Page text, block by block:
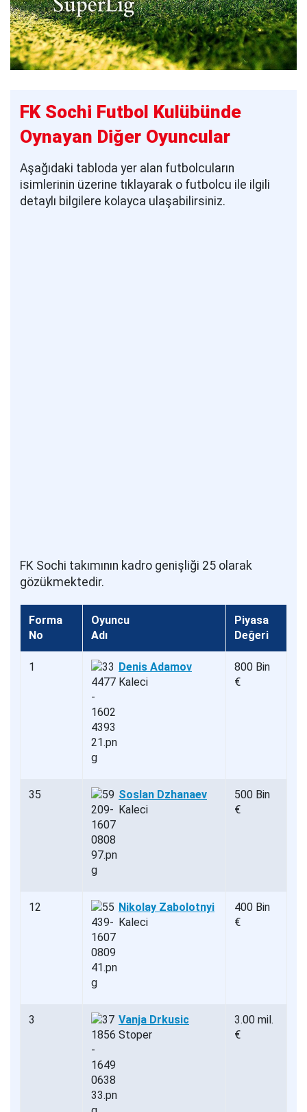
FK Sochi Futbol Kulübünde
Oynayan Diğer Oyuncular
Aşağıdaki tabloda yer alan futbolcuların
isimlerinin üzerine tıklayarak o futbolcu ile ilgili
detaylı bilgilere kolayca ulaşabilirsiniz.
FK Sochi takımının kadro genişliği 25 olarak
gözükmektedir.
Forma
No
Oyuncu
Adı
Piyasa
Değeri
1
Denis Adamov
Kaleci
800 Bin
€
35
Soslan Dzhanaev
Kaleci
500 Bin
€
12
Nikolay Zabolotnyi
Kaleci
400 Bin
€
3
Vanja Drkusic
Stoper
3.00 mil.
€